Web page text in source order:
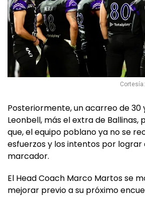
Posteriormente, un acarreo de 30
Leonbell, más el extra de Ballinas,
que, el equipo poblano ya no se
esfuerzos y los intentos por
marcador.
El Head Coach Marco Martos se
mejorar previo a su próximo